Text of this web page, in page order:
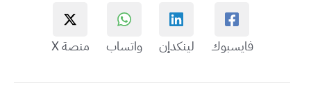
فايسبوك لينكدإن واتساب منصة X